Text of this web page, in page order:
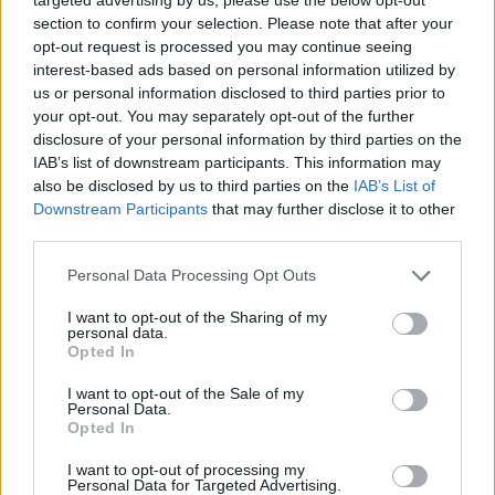
section to confirm your selection. Please note that after your
opt-out request is processed you may continue seeing
interest-based ads based on personal information utilized by
us or personal information disclosed to third parties prior to
your opt-out. You may separately opt-out of the further
disclosure of your personal information by third parties on the
IAB’s list of downstream participants. This information may
also be disclosed by us to third parties on the IAB’s List of
Downstream Participants that may further disclose it to other
Personal Data Processing Opt Outs
I want to opt-out of the Sharing of my
personal data.
Opted In
I want to opt-out of the Sale of my
Personal Data.
Opted In
I want to opt-out of processing my
Personal Data for Targeted Advertising.
Βίκυ Καρατζαφέρη
Δείτε Ακόμη